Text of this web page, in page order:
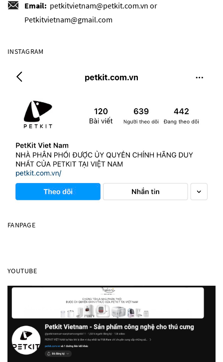
Email: petkitvietnam@petkit.com.vn or
Petkitvietnam@gmail.com
INSTAGRAM
FANPAGE
YOUTUBE